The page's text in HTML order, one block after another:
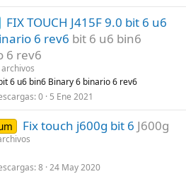
FIX TOUCH J415F 9.0 bit 6 u6
6 rev6 bit 6 u6 bin6
6 rev6
6 u6 bin6 Binary 6 binario 6 rev6
0 5 Ene 2021
Fix touch j600g bit 6 J600g
8 24 May 2020